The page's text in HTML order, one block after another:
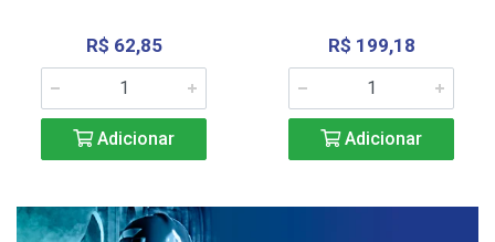
R$ 62,85
Adicionar
R$ 199,18
Adicionar